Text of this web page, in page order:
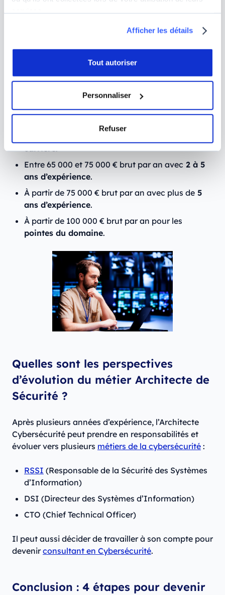
Afficher les détails
Tout autoriser
Personnaliser
Refuser
Quel est le salaire moyen d’un
Architecte Cybersécurité ?
son expérience. En France, il peut ainsi espérer
toucher :
carrière.
Entre 65 000 et 75 000 € brut par an avec 2 à 5
ans d’expérience.
À partir de 75 000 € brut par an avec plus de 5
ans d’expérience.
À partir de 100 000 € brut par an pour les
pointes du domaine.
Quelles sont les perspectives
d’évolution du métier Architecte de
Sécurité ?
Après plusieurs années d’expérience, l’Architecte
Cybersécurité peut prendre en responsabilités et
évoluer vers plusieurs métiers de la cybersécurité :
RSSI (Responsable de la Sécurité des Systèmes
d’Information)
DSI (Directeur des Systèmes d’Information)
CTO (Chief Technical Officer)
Il peut aussi décider de travailler à son compte pour
devenirconsultant en Cybersécurité.
Conclusion : 4 étapes pour devenir